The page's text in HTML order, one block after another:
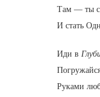
Там — ты
И стать
Иди в
Руками